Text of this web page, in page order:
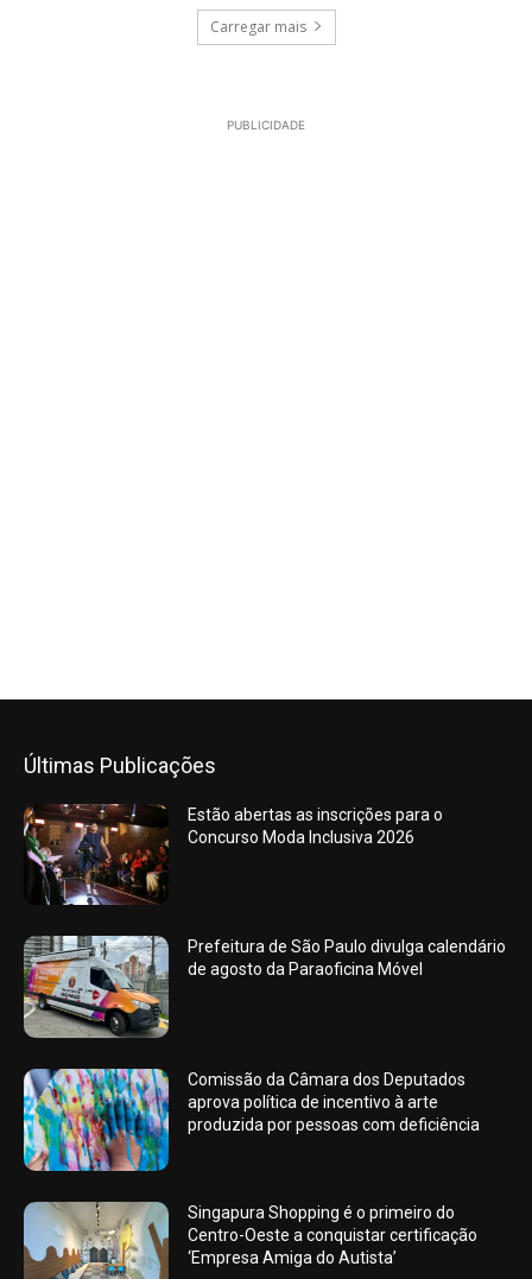
Carregar mais
PUBLICIDADE
Últimas Publicações
Estão abertas as inscrições para o
Concurso Moda Inclusiva 2026
Prefeitura de São Paulo divulga calendário
de agosto da Paraoficina Móvel
Comissão da Câmara dos Deputados
aprova política de incentivo à arte
produzida por pessoas com deficiência
Singapura Shopping é o primeiro do
Centro-Oeste a conquistar certificação
‘Empresa Amiga do Autista’